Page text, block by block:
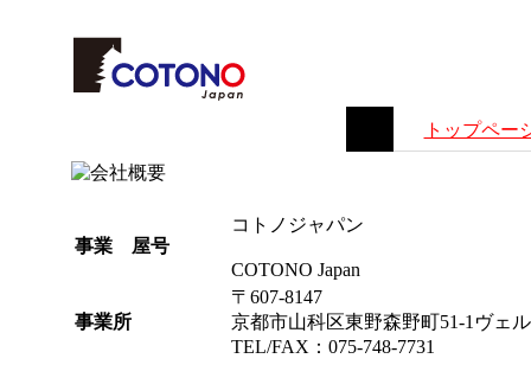
トップペー
事業 屋号
コトノジャパン
COTONO Japan
事業所
〒607-8147
京都市山科区東野森野町51-1ヴェ
TEL/FAX：075-748-7731